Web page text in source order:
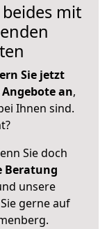
beides mit
Sie jetzt
an,
Ihnen sind.
Sie doch
Beratung
unsere
gerne auf